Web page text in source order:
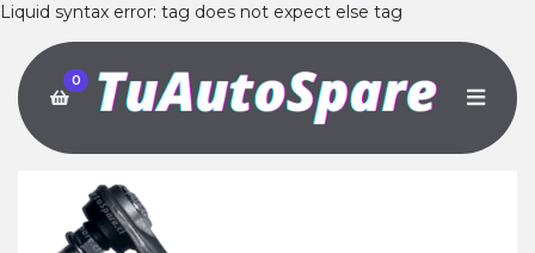
Liquid syntax error: tag does not expect else tag
0